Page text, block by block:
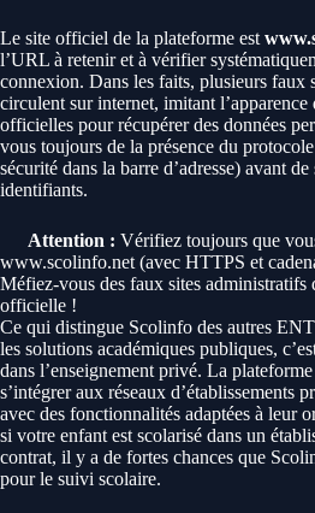
Le site officiel de la plateforme est
l’URL à retenir et à vérifier
connexion. Dans les faits, plusieurs faux
circulent sur internet, imitant l’apparence
officielles pour récupérer des données
vous toujours de la présence du
sécurité dans la barre d’adresse) avant
identifiants.
Attention : Vérifiez toujours que
www.scolinfo.net (avec HTTPS et
Méfiez-vous des faux sites administratifs
officielle !
Ce qui distingue Scolinfo des autres
les solutions académiques publiques,
dans l’enseignement privé. La
s’intégrer aux réseaux d’établissements
avec des fonctionnalités adaptées à leur
si votre enfant est scolarisé dans un
contrat, il y a de fortes chances que
pour le suivi scolaire.